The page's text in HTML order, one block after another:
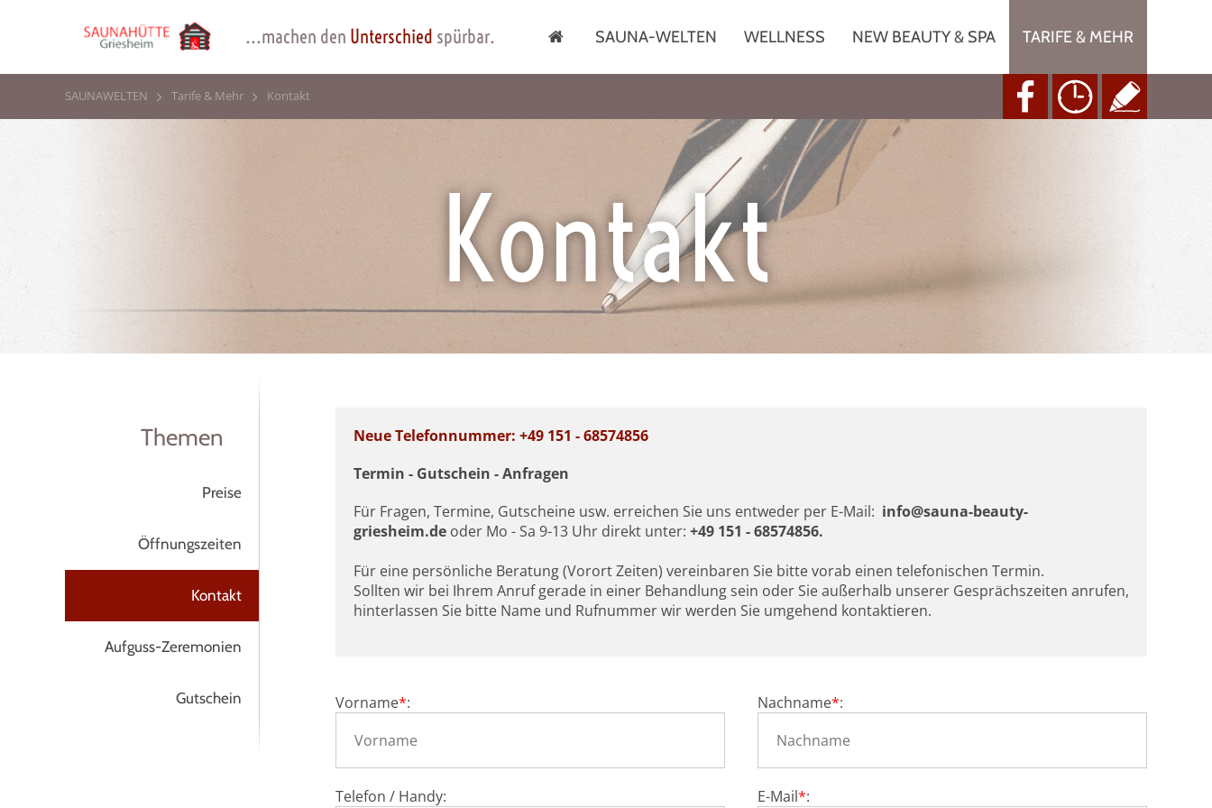
...machen den Unterschied spürbar. SAUNA-WELTEN WELLNESS NEW BEAUTY & SPA TARIFE & MEHR
SAUNAWELTEN Tarife & Mehr Kontakt
Kontakt
Themen
Preise
Öffnungszeiten
Kontakt
Aufguss-Zeremonien
Gutschein
Neue Telefonnummer: +49 151 - 68574856
Termin - Gutschein - Anfragen
Für Fragen, Termine, Gutscheine usw. erreichen Sie uns entweder per E-Mail: info@sauna-beauty-
griesheim.de oder Mo - Sa 9-13 Uhr direkt unter: +49 151 - 68574856.
Für eine persönliche Beratung (Vorort Zeiten) vereinbaren Sie bitte vorab einen telefonischen Termin.
Sollten wir bei Ihrem Anruf gerade in einer Behandlung sein oder Sie außerhalb unserer Gesprächszeiten anrufen,
hinterlassen Sie bitte Name und Rufnummer wir werden Sie umgehend kontaktieren.
Vorname*: Nachname*:
Telefon / Handy: E-Mail*: